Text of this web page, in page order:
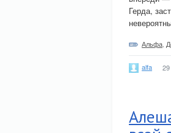
Герда,
Альфа
alfa